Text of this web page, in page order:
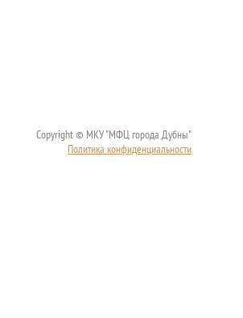
Copyright © МКУ "МФЦ города Дубны"
Политика конфиденциальности